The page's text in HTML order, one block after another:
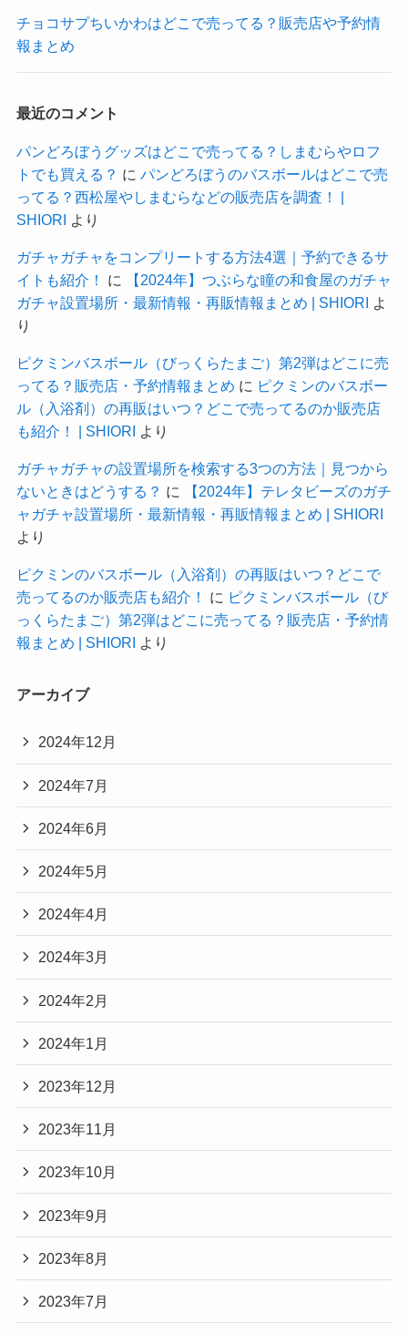
チョコサプちいかわはどこで売ってる？販売店や予約情
報まとめ
最近のコメント
パンどろぼうグッズはどこで売ってる？しまむらやロフ
トでも買える？ に パンどろぼうのバスボールはどこで売
ってる？西松屋やしまむらなどの販売店を調査！ |
SHIORI より
ガチャガチャをコンプリートする方法4選｜予約できるサ
イトも紹介！
に
【2024年】つぶらな瞳の和食屋のガチャ
ガチャ設置場所・最新情報・再販情報まとめ | SHIORI よ
り
ピクミンバスボール（びっくらたまご）第2弾はどこに売
ってる？販売店・予約情報まとめ に ピクミンのバスボー
ル（入浴剤）の再販はいつ？どこで売ってるのか販売店
も紹介！ | SHIORI より
ガチャガチャの設置場所を検索する3つの方法｜見つから
ないときはどうする？ に
【2024年】テレタビーズのガチ
ャガチャ設置場所・最新情報・再販情報まとめ | SHIORI
より
ピクミンのバスボール（入浴剤）の再販はいつ？どこで
売ってるのか販売店も紹介！
に ピクミンバスボール（び
っくらたまご）第2弾はどこに売ってる？販売店・予約情
報まとめ | SHIORI より
アーカイブ
2024年12月
2024年7月
2024年6月
2024年5月
2024年4月
2024年3月
2024年2月
2024年1月
2023年12月
2023年11月
2023年10月
2023年9月
2023年8月
2023年7月